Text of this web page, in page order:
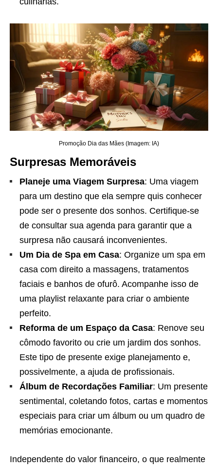
Promoção Dia das Mães (Imagem: IA)
Surpresas Memoráveis
Planeje uma Viagem Surpresa: Uma viagem
para um destino que ela sempre quis conhecer
pode ser o presente dos sonhos. Certifique-se
de consultar sua agenda para garantir que a
surpresa não causará inconvenientes.
Um Dia de Spa em Casa: Organize um spa em
casa com direito a massagens, tratamentos
faciais e banhos de ofurô. Acompanhe isso de
uma playlist relaxante para criar o ambiente
perfeito.
Reforma de um Espaço da Casa: Renove seu
cômodo favorito ou crie um jardim dos sonhos.
Este tipo de presente exige planejamento e,
possivelmente, a ajuda de profissionais.
Álbum de Recordações Familiar: Um presente
sentimental, coletando fotos, cartas e momentos
especiais para criar um álbum ou um quadro de
memórias emocionante.
Independente do valor financeiro, o que realmente